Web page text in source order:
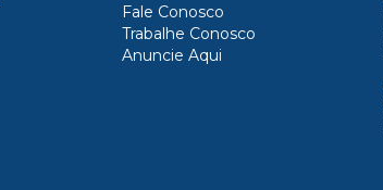
Fale Conosco
Trabalhe Conosco
Anuncie Aqui